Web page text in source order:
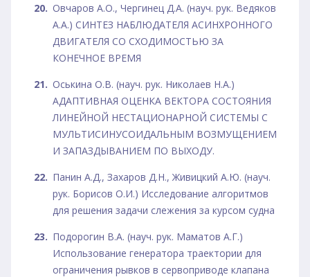
Овчаров А.О., Чергинец Д.А. (науч. рук. Ведяков
А.А.) СИНТЕЗ НАБЛЮДАТЕЛЯ АСИНХРОННОГО
ДВИГАТЕЛЯ СО СХОДИМОСТЬЮ ЗА
КОНЕЧНОЕ ВРЕМЯ
Оськина О.В. (науч. рук. Николаев Н.А.)
АДАПТИВНАЯ ОЦЕНКА ВЕКТОРА СОСТОЯНИЯ
ЛИНЕЙНОЙ НЕСТАЦИОНАРНОЙ СИСТЕМЫ С
МУЛЬТИСИНУСОИДАЛЬНЫМ ВОЗМУЩЕНИЕМ
И ЗАПАЗДЫВАНИЕМ ПО ВЫХОДУ.
Панин А.Д., Захаров Д.Н., Живицкий А.Ю. (науч.
рук. Борисов О.И.) Исследование алгоритмов
для решения задачи слежения за курсом судна
Подорогин В.А. (науч. рук. Маматов А.Г.)
Использование генератора траектории для
ограничения рывков в сервоприводе клапана